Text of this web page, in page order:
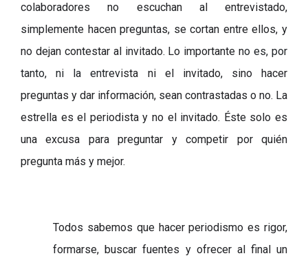
colaboradores no escuchan al entrevistado,
simplemente hacen preguntas, se cortan entre ellos, y
no dejan contestar al invitado. Lo importante no es, por
tanto, ni la entrevista ni el invitado, sino hacer
preguntas y dar información, sean contrastadas o no. La
estrella es el periodista y no el invitado. Éste solo es
una excusa para preguntar y competir por quién
pregunta más y mejor.
Todos sabemos que hacer periodismo es rigor,
formarse, buscar fuentes y ofrecer al final un